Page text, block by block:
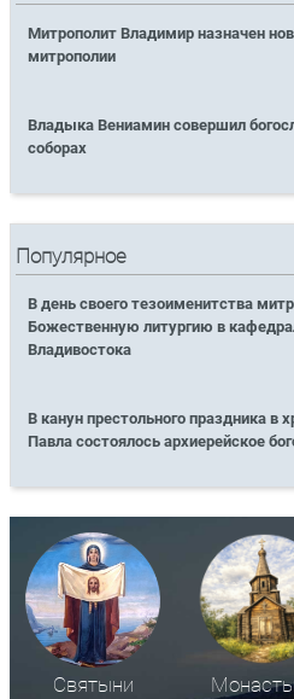
Митрополит Владимир назначен
митрополии
Владыка Вениамин совершил
соборах
Популярное
В день своего тезоименитства
Божественную литургию в
Владивостока
В канун престольного праздника в
Павла состоялось архиерейское
Святыни